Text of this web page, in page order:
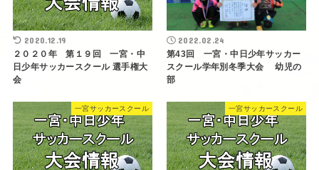
2020.12.19
２０２０年 第１９回 一宮・中
日少年サッカースクール 選手権大
会
2022.02.24
第43回 一宮・中日少年サッカー
スクール学年別冬季大会 幼児の
部
一宮サッカースクール 一宮サッカースクール